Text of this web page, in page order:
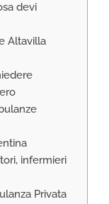
devi
Altavilla
infermieri
Privata